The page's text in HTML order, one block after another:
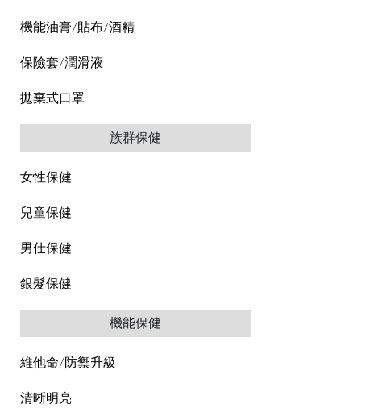
機能油膏/貼布/酒精
保險套/潤滑液
拋棄式口罩
族群保健
女性保健
兒童保健
男仕保健
銀髮保健
機能保健
維他命/防禦升級
清晰明亮